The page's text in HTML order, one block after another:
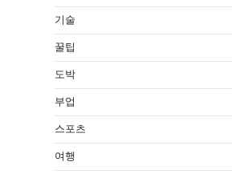
기술
꿀팁
도박
부업
스포츠
여행